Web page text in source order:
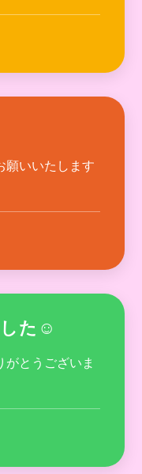
願いいたします
た☺
とうございま